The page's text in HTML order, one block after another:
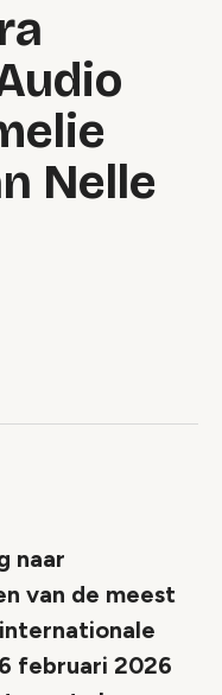
Nelle
naar
van de meest
februari 2026